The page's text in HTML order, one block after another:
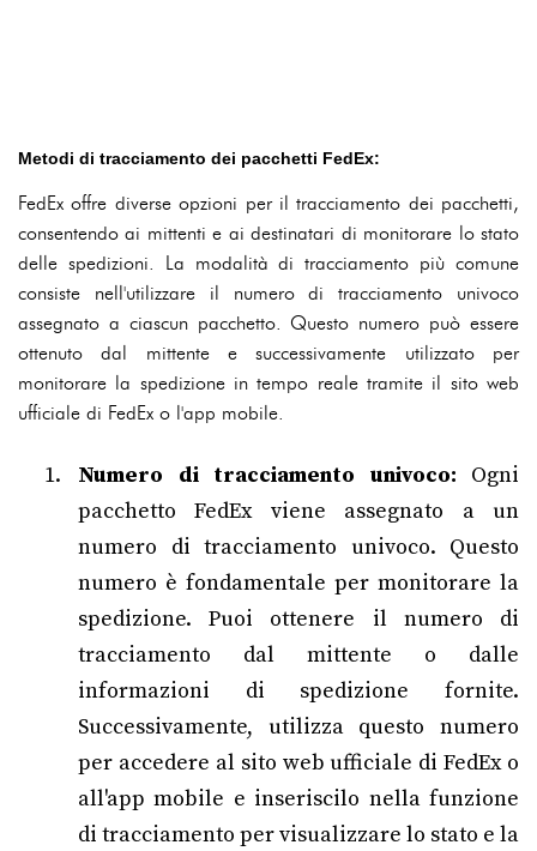
Metodi di tracciamento dei pacchetti FedEx:
FedEx offre diverse opzioni per il tracciamento dei pacchetti,
consentendo ai mittenti e ai destinatari di monitorare lo stato
delle spedizioni. La modalità di tracciamento più comune
consiste nell'utilizzare il numero di tracciamento univoco
assegnato a ciascun pacchetto. Questo numero può essere
ottenuto dal mittente e successivamente utilizzato per
monitorare la spedizione in tempo reale tramite il sito web
ufficiale di FedEx o l'app mobile.
Numero di tracciamento univoco: Ogni
pacchetto FedEx viene assegnato a un
numero di tracciamento univoco. Questo
numero è fondamentale per monitorare la
spedizione. Puoi ottenere il numero di
tracciamento dal mittente o dalle
informazioni di spedizione fornite.
Successivamente, utilizza questo numero
per accedere al sito web ufficiale di FedEx o
all'app mobile e inseriscilo nella funzione
di tracciamento per visualizzare lo stato e la